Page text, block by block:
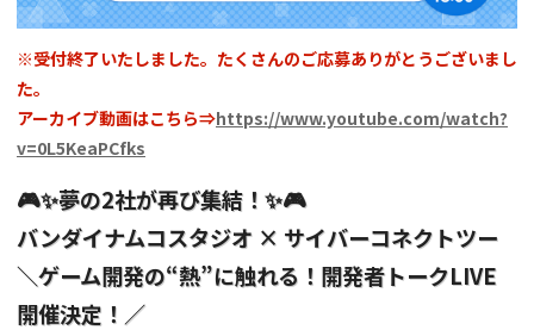
※受付終了いたしました。たくさんのご応募ありがとうございまし
た。
アーカイブ動画はこちら⇒https://www.youtube.com/watch?
v=0L5KeaPCfks
🎮✨夢の2社が再び集結！✨🎮
バンダイナムコスタジオ × サイバーコネクトツー
＼ゲーム開発の“熱”に触れる！開発者トークLIVE
開催決定！／